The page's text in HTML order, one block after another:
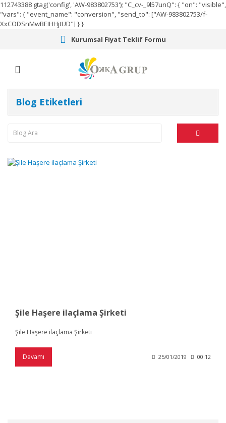
112743388 gtag('config', 'AW-983802753'); "C_cv-_9l57unQ": { "on": "visible",
"vars": { "event_name": "conversion", "send_to": ["AW-983802753/f-
XxCODSnMwBEIHHjtUD"] } }
Kurumsal Fiyat Teklif Formu
Blog Etiketleri
Şile Haşere ilaçlama Şirketi
Şile Haşere ilaçlama Şirketi
Devamı 25/01/2019 00:12